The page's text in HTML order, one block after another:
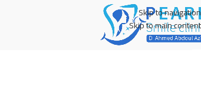
Skip to navigation
Skip to main content